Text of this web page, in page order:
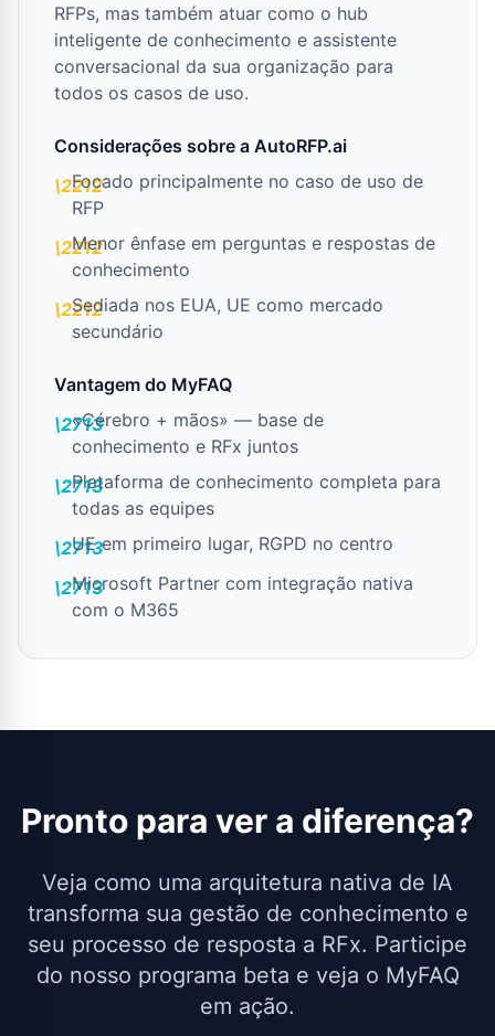
RFPs, mas também atuar como o hub
inteligente de conhecimento e assistente
conversacional da sua organização para
todos os casos de uso.
Considerações sobre a AutoRFP.ai
Focado principalmente no caso de uso de
RFP
Menor ênfase em perguntas e respostas de
conhecimento
Sediada nos EUA, UE como mercado
secundário
Vantagem do MyFAQ
«Cérebro + mãos» — base de
conhecimento e RFx juntos
Plataforma de conhecimento completa para
todas as equipes
UE em primeiro lugar, RGPD no centro
Microsoft Partner com integração nativa
com o M365
Pronto para ver a diferença?
Veja como uma arquitetura nativa de IA
transforma sua gestão de conhecimento e
seu processo de resposta a RFx. Participe
do nosso programa beta e veja o MyFAQ
em ação.